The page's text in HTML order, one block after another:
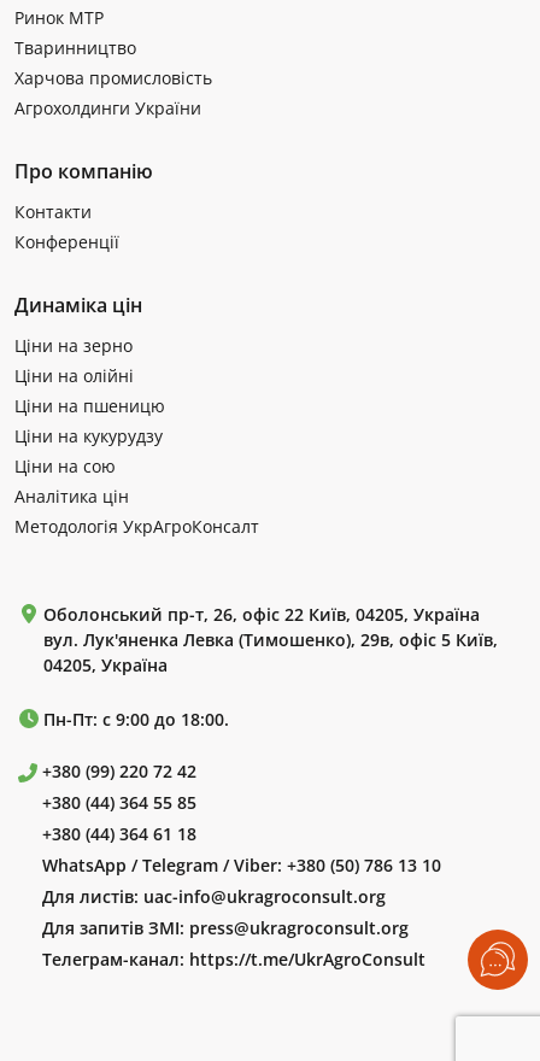
Ринок МТР
Тваринництво
Харчова промисловість
Агрохолдинги України
Про компанію
Контакти
Конференції
Динаміка цін
Ціни на зерно
Ціни на олійні
Ціни на пшеницю
Ціни на кукурудзу
Ціни на сою
Аналітика цін
Методологія УкрАгроКонсалт
Оболонський пр-т, 26, офіс 22 Київ, 04205, Україна
вул. Лук'яненка Левка (Тимошенко), 29в, офіс 5 Київ,
04205, Україна
Пн-Пт: с 9:00 до 18:00.
+380 (99) 220 72 42
+380 (44) 364 55 85
+380 (44) 364 61 18
WhatsApp / Telegram / Viber: +380 (50) 786 13 10
Для листів: uac-info@ukragroconsult.org
Для запитів ЗМІ: press@ukragroconsult.org
Телеграм-канал: https://t.me/UkrAgroConsult